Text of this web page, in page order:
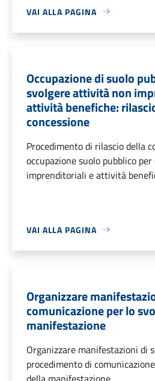
VAI ALLA PAGINA
Occupazione di suolo
svolgere attività non
attività benefiche:
concessione
Procedimento di rilascio della
occupazione suolo pubblico
imprenditoriali e attività
VAI ALLA PAGINA
Organizzare
comunicazione per lo
manifestazione
Organizzare manifestazioni di
procedimento di